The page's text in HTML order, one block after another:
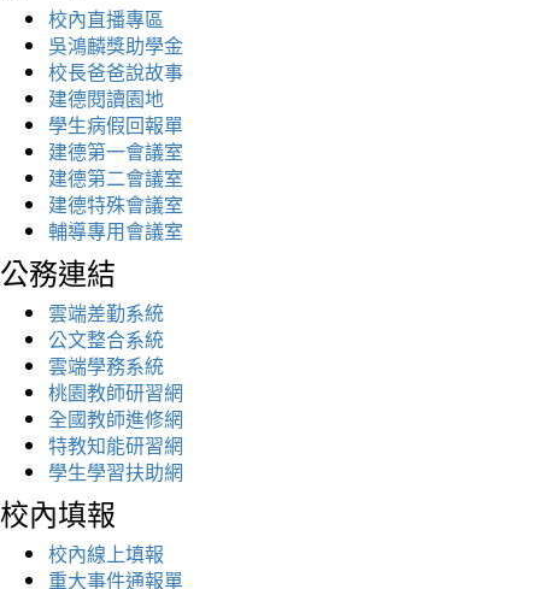
校內直播專區
吳鴻麟獎助學金
校長爸爸說故事
建德閱讀園地
學生病假回報單
建德第一會議室
建德第二會議室
建德特殊會議室
輔導專用會議室
公務連結
雲端差勤系統
公文整合系統
雲端學務系統
桃園教師研習網
全國教師進修網
特教知能研習網
學生學習扶助網
校內填報
校內線上填報
重大事件通報單